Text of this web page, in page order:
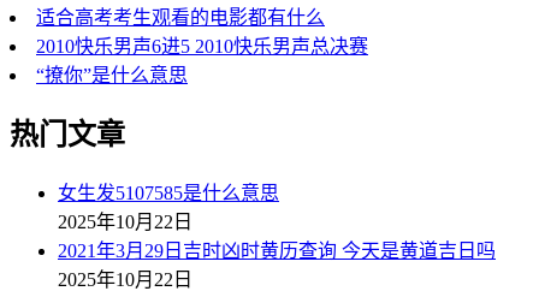
适合高考考生观看的电影都有什么
2010快乐男声6进5 2010快乐男声总决赛
“撩你”是什么意思
热门文章
女生发5107585是什么意思
2025年10月22日
2021年3月29日吉时凶时黄历查询 今天是黄道吉日吗
2025年10月22日